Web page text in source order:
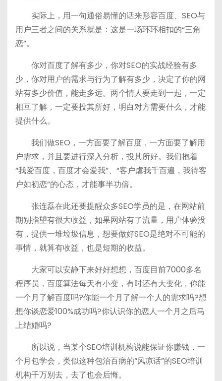
实际上，用一句通俗易懂的话来形容百度、SEO与
用户三者之间的关系就是：这是一场环环相扣的“三角
恋”。
你对百度了解有多少，你对SEO的实战经验有多
少，你对用户的需求与行为了解有多少，决定了你的网
站有多少价值，能走多远。两个情人要走到一起，一定
相互了解，一定要投其所好，明白对方需要什么，才能
提供什么。
我们做SEO，一方面要了解百度，一方面要了解用
户需求，并且要进行深入分析，投其所好。我们抱着
“我爱百度，百度才会爱我”、“客户虐我千百遍，我待客
户如初恋”的心态，才能事半功倍。
张连磊在此还要提醒众多SEO学员的是，在网站前
期别指望有很大收益，如果网站有了流量，用户体验没
有，提供一堆垃圾信息，想要做好SEO是绝对不可能的
事情，就算有收益，也是短期的收益。
大家可以安静下来好好想想，百度目前7000多名
程序员，百度算法每天有小变，有时还有大变化，你能
一个月了解百度吗?你能一个月了解一个人的需求吗?想
想你谈恋爱100%成功吗?你认识你的恋人一个月之后马
上结婚吗?
所以说，当某个SEO培训机构说能保证你赚钱，一
个月包学会，类似这种包治百病的“风凉话”的SEO培训
机构千万别去，去了也会后悔。